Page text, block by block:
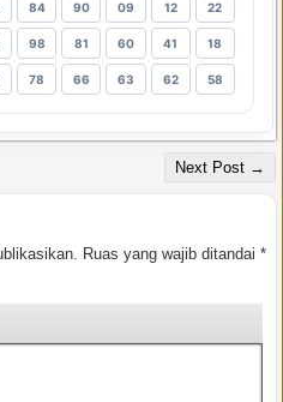
84 90 09 12 22
98 81 60 41 18
78 66 63 62 58
Next Post →
Ruas yang wajib ditandai *